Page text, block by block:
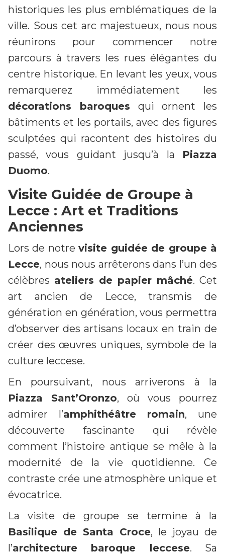
historiques les plus emblématiques de la
ville. Sous cet arc majestueux, nous nous
réunirons pour commencer notre
parcours à travers les rues élégantes du
centre historique. En levant les yeux, vous
remarquerez immédiatement les
décorations baroques qui ornent les
bâtiments et les portails, avec des figures
sculptées qui racontent des histoires du
passé, vous guidant jusqu’à la Piazza
Duomo.
Visite Guidée de Groupe à
Lecce : Art et Traditions
Anciennes
Lors de notrevisite guidée de groupe à
Lecce, nous nous arrêterons dans l’un des
célèbres ateliers de papier mâché. Cet
art ancien de Lecce, transmis de
génération en génération, vous permettra
d’observer des artisans locaux en train de
créer des œuvres uniques, symbole de la
culture leccese.
En poursuivant, nous arriverons à la
Piazza Sant’Oronzo, où vous pourrez
admirer l’amphithéâtre romain, une
découverte fascinante qui révèle
comment l’histoire antique se mêle à la
modernité de la vie quotidienne. Ce
contraste crée une atmosphère unique et
évocatrice.
La visite de groupe se termine à la
Basilique de Santa Croce, le joyau de
l’architecture baroque leccese. Sa